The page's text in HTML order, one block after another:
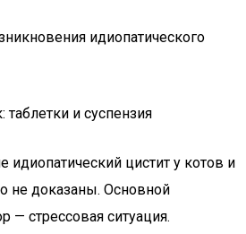
идиопатического
и суспензия
цистит у котов и
не доказаны. Основной
стрессовая ситуация.